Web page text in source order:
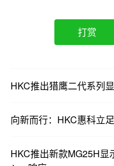
时间节点想要选购入
出色的外观设计、
新的热潮。现在无需
打赏
HKC推出猎鹰二代系列
向新而行：HKC惠科立
HKC推出新款MG25H显